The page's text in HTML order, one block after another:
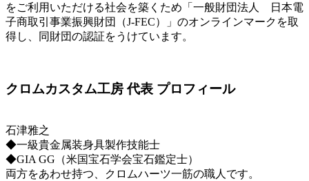
をご利用いただける社会を築くため「一般財団法人 日本電
子商取引事業振興財団（J-FEC）」のオンラインマークを取
得し、同財団の認証をうけています。
クロムカスタム工房 代表 プロフィール
石津雅之
◆一級貴金属装身具製作技能士
◆GIA GG（米国宝石学会宝石鑑定士）
両方をあわせ持つ、クロムハーツ一筋の職人です。